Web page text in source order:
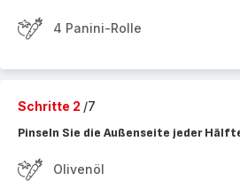
4 Panini-Rolle
Schritte 2 /7
Pinseln Sie die Außenseite jeder
Olivenöl